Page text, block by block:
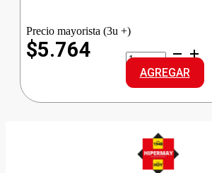
Precio mayorista (3u +)
$5.764
COCINERO
ACEITE
GIRASOL
cantidad
AGREGAR